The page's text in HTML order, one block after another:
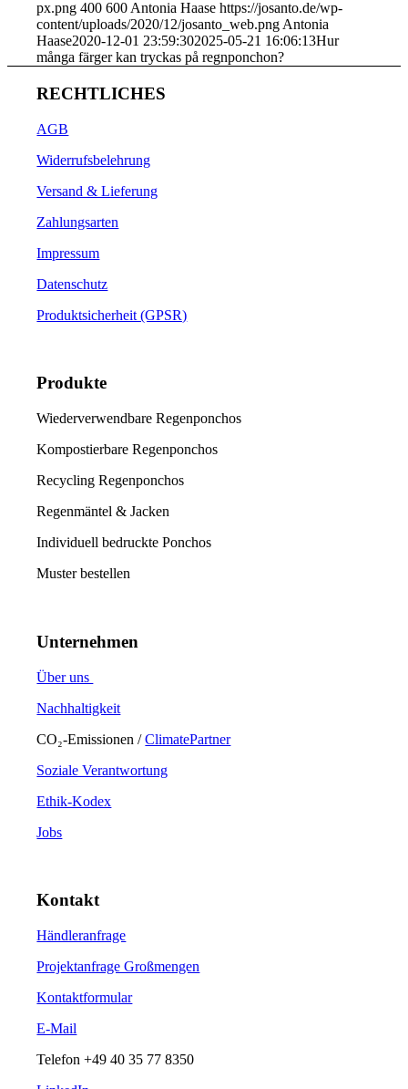
px.png 400 600 Antonia Haase https://josanto.de/wp-
content/uploads/2020/12/josanto_web.png Antonia
Haase2020-12-01 23:59:302025-05-21 16:06:13Hur
många färger kan tryckas på regnponchon?
RECHTLICHES
AGB
Widerrufsbelehrung
Versand & Lieferung
Zahlungsarten
Impressum
Datenschutz
Produktsicherheit (GPSR)
Produkte
Wiederverwendbare Regenponchos
Kompostierbare Regenponchos
Recycling Regenponchos
Regenmäntel & Jacken
Individuell bedruckte Ponchos
Muster bestellen
Unternehmen
Über uns
Nachhaltigkeit
CO₂-Emissionen /ClimatePartner
Soziale Verantwortung
Ethik-Kodex
Jobs
Kontakt
Händleranfrage
Projektanfrage Großmengen
Kontaktformular
E-Mail
Telefon+49 40 35 77 8350